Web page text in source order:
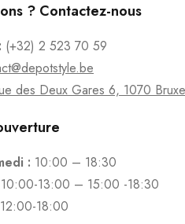
? Contactez-nous
(+32) 2 523 70 59
des Deux Gares 6, 1070
: 10:00 – 18:30
10:00-13:00 – 15:00 -18:30
12:00-18:00